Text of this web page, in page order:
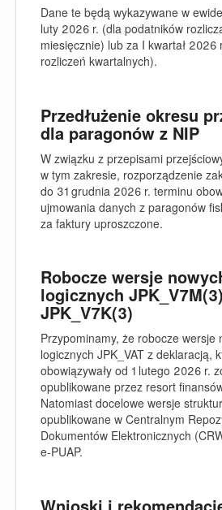
Dane te będą wykazywane w
luty 2026 r. (dla podatników
miesięcznie) lub za I kwartał 2026
rozliczeń kwartalnych).
Przedłużenie okresu
dla paragonów z NIP
W związku z przepisami
w tym zakresie, rozporządzenie
do 31 grudnia 2026 r. terminu
ujmowania danych z paragonów
za faktury uproszczone.
Robocze wersje
logicznych
JPK_V7K(3)
Przypominamy, że robocze wersje
logicznych JPK_VAT z deklaracją,
obowiązywały od 1 lutego 2026 r.
opublikowane przez resort
Natomiast docelowe wersje
opublikowane w Centralnym
Dokumentów Elektronicznych
e-PUAP.
Wnioski i